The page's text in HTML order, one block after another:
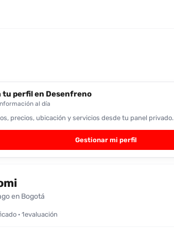
tu perfil en Desenfreno
al día
precios, ubicación y servicios desde tu panel privado.
Gestionar mi perfil
en Bogotá
· 1evaluación